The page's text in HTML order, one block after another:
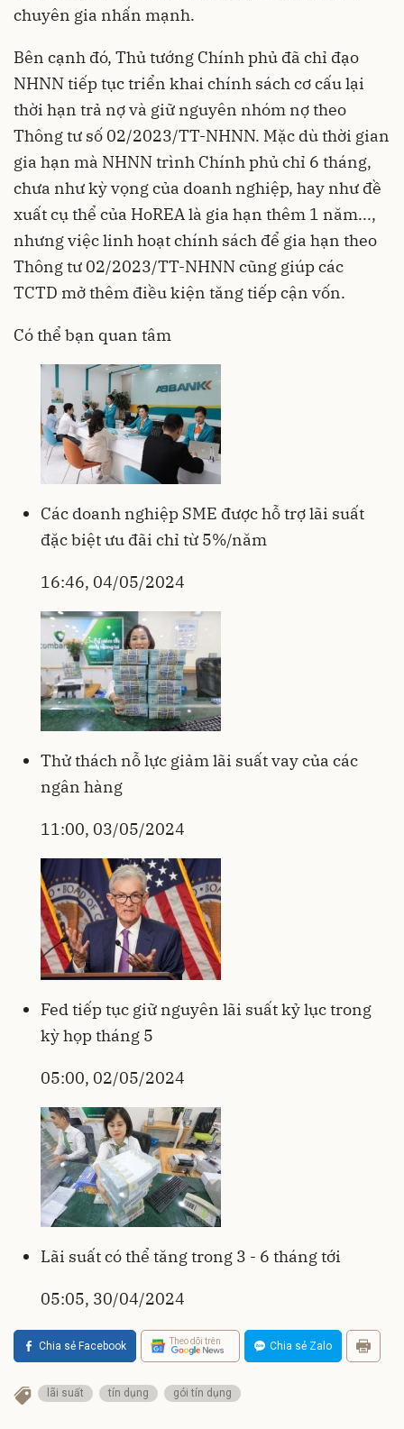
chuyên gia nhấn mạnh.
Bên cạnh đó, Thủ tướng Chính phủ đã chỉ đạo
NHNN tiếp tục triển khai chính sách cơ cấu lại
thời hạn trả nợ và giữ nguyên nhóm nợ theo
Thông tư số 02/2023/TT-NHNN. Mặc dù thời gian
gia hạn mà NHNN trình Chính phủ chỉ 6 tháng,
chưa như kỳ vọng của doanh nghiệp, hay như đề
xuất cụ thể của HoREA là gia hạn thêm 1 năm...,
nhưng việc linh hoạt chính sách để gia hạn theo
Thông tư 02/2023/TT-NHNN cũng giúp các
TCTD mở thêm điều kiện tăng tiếp cận vốn.
Có thể bạn quan tâm
Các doanh nghiệp SME được hỗ trợ lãi suất
đặc biệt ưu đãi chỉ từ 5%/năm
16:46, 04/05/2024
Thử thách nỗ lực giảm lãi suất vay của các
ngân hàng
11:00, 03/05/2024
Fed tiếp tục giữ nguyên lãi suất kỷ lục trong
kỳ họp tháng 5
05:00, 02/05/2024
Lãi suất có thể tăng trong 3 - 6 tháng tới
05:05, 30/04/2024
Chia sẻ Facebook Theo dõi trên Chia sẻ Zalo
lãi suất tín dụng gói tín dụng